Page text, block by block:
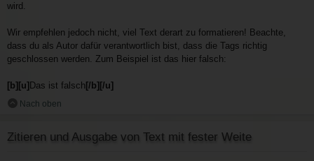
wird.
Wir empfehlen jedoch nicht, viel Text derart zu formatieren! Beachte,
dass du als Autor dafür verantwortlich bist, dass die Tags richtig
geschlossen werden. Zum Beispiel ist das hier falsch:
[b][u] Das ist falsch [/b][/u]
Nach oben
Zitieren und Ausgabe von Text mit fester Weite